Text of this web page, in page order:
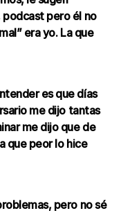
pero él no
era yo. La que
es que días
me dijo tantas
me dijo que de
que peor lo hice
pero no sé